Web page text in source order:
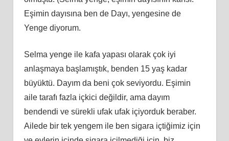
Eşimin dayısına ben de Dayı, yengesine de
Yenge diyorum.
Selma yenge ile kafa yapası olarak çok iyi
anlaşmaya başlamıştık, benden 15 yaş kadar
büyüktü. Dayım da beni çok seviyordu. Eşimin
aile tarafı fazla içkici değildir, ama dayım
bendendi ve sürekli ufak ufak içiyorduk beraber.
Ailede bir tek yengem ile ben sigara içtiğimiz için